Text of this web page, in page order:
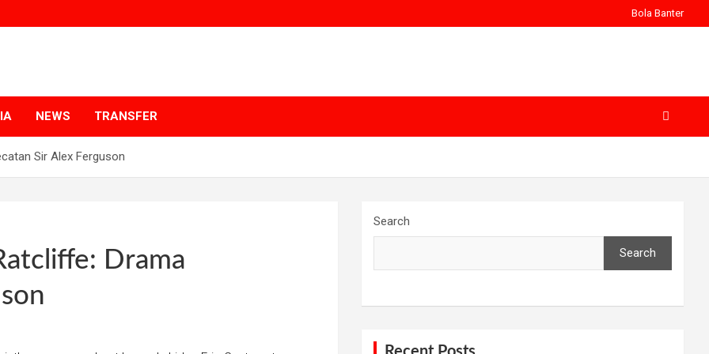
Bola Banter
NEWS TRANSFER
Sir Alex Ferguson
Drama
Search
Search